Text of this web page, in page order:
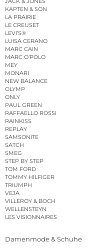
KAPTEN & SON
LA PRAIRIE
LE CREUSET
LEVI’S®
LUISA CERANO
MARC CAIN
MARC O’POLO
MEY
MONARI
NEW BALANCE
OLYMP
ONLY
PAUL GREEN
RAFFAELLO ROSSI
RAINKISS
REPLAY
SAMSONITE
SATCH
SMEG
STEP BY STEP
TOM FORD
TOMMY HILFIGER
TRIUMPH
VEJA
VILLEROY & BOCH
WELLENSTEYN
LES VISIONNAIRES
Damenmode & Schuhe